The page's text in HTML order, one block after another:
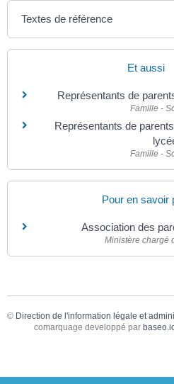
Textes de référence
Et aussi
Représentants de
Famille -
Représentants de
Famille -
Pour en savoir
Association des
Ministère chargé
© Direction de l'information légale et
comarquage developpé par